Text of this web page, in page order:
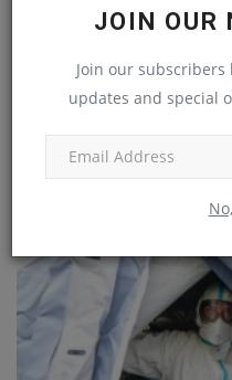
JOIN OUR
Join our
updates and special
réflexion...
amadou Apr 16, 2020